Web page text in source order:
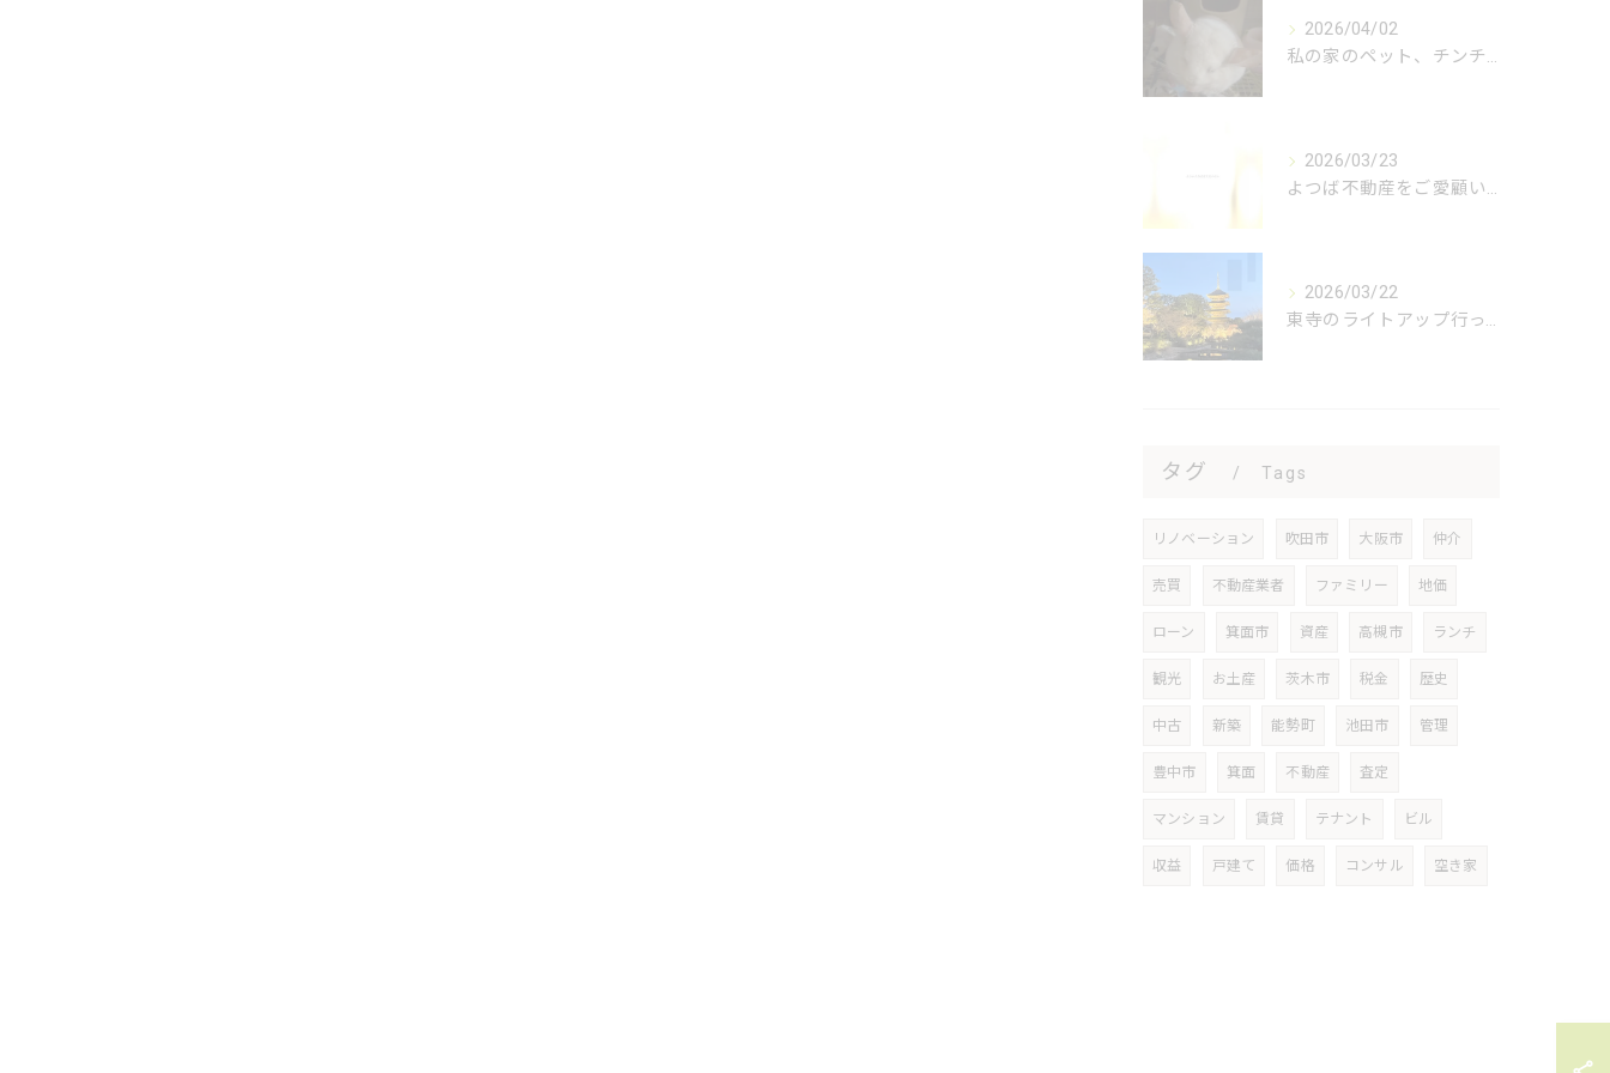
2026/04/02
私の家のペット、チンチラのオレオ君をご紹介します🐭✨！オレオ...
2026/03/23
よつば不動産をご愛顧いただき、誠にありがとうございます🌿 私...
2026/03/22
東寺のライトアップ行ってきました😊
タグ Tags
リノベーション 吹田市 大阪市 仲介
売買 不動産業者 ファミリー 地価
ローン 箕面市 資産 高槻市 ランチ
観光 お土産 茨木市 税金 歴史
中古 新築 能勢町 池田市 管理
豊中市 箕面 不動産 査定
マンション 賃貸 テナント ビル
収益 戸建て 価格 コンサル 空き家